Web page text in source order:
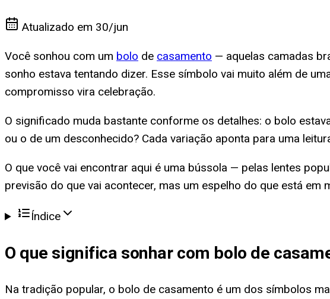
Atualizado em 30/jun
Você sonhou com um bolo de casamento — aquelas camadas
sonho estava tentando dizer. Esse símbolo vai muito além de
compromisso vira celebração.
O significado muda bastante conforme os detalhes: o bolo
ou o de um desconhecido? Cada variação aponta para uma
O que você vai encontrar aqui é uma bússola — pelas lentes
previsão do que vai acontecer, mas um espelho do que está em
Índice
O que significa sonhar com bolo de
Na tradição popular, o bolo de casamento é um dos símbolos